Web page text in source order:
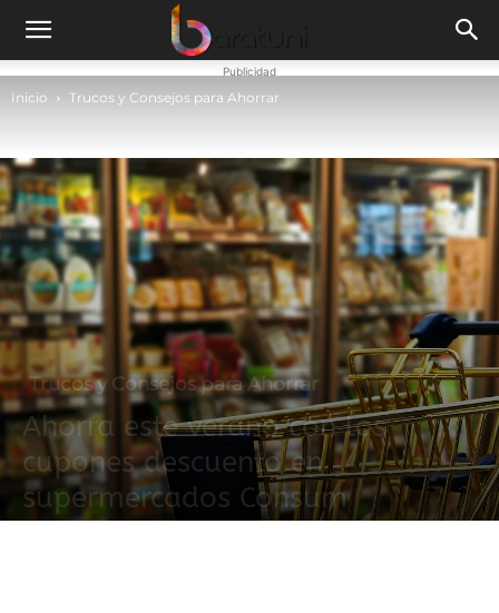
Publicidad
Inicio Trucos y Consejos para Ahorrar
Trucos y Consejos para Ahorrar
Ahorra este verano con los
cupones descuento en
supermercados Consum